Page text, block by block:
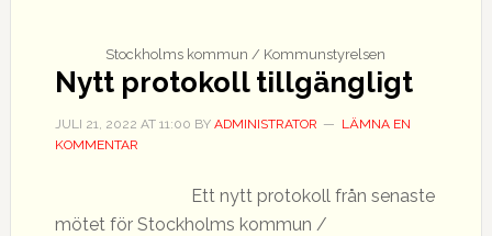
Stockholms kommun / Kommunstyrelsen
Nytt protokoll tillgängligt
JULI 21, 2022 AT 11:00 BY ADMINISTRATOR
LÄMNA EN
KOMMENTAR
Ett nytt protokoll från senaste
mötet för Stockholms kommun /